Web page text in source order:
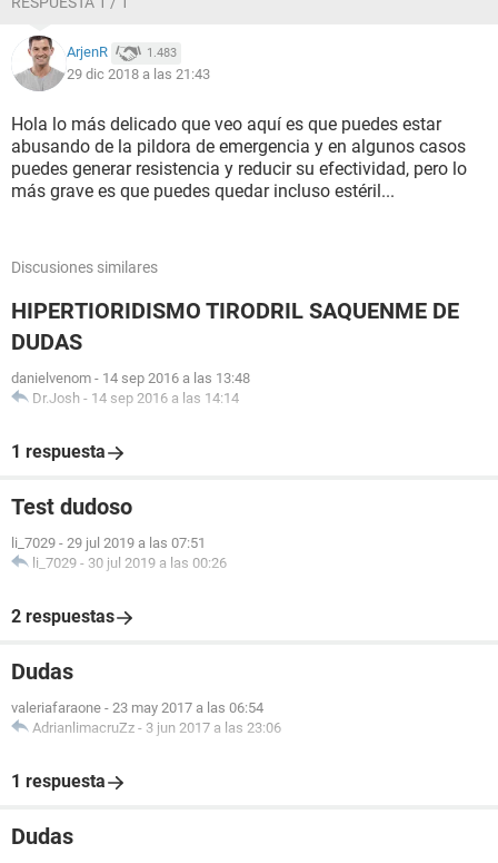
ArjenR 1.483
29 dic 2018 a las 21:43
Hola lo más delicado que veo aquí es que puedes estar
abusando de la pildora de emergencia y en algunos casos
puedes generar resistencia y reducir su efectividad, pero lo
más grave es que puedes quedar incluso estéril...
Discusiones similares
HIPERTIORIDISMO TIRODRIL SAQUENME DE
DUDAS
danielvenom - 14 sep 2016 a las 13:48
Dr.Josh - 14 sep 2016 a las 14:14
1 respuesta
Test dudoso
li_7029 - 29 jul 2019 a las 07:51
li_7029 - 30 jul 2019 a las 00:26
2 respuestas
Dudas
valeriafaraone - 23 may 2017 a las 06:54
AdrianlimacruZz - 3 jun 2017 a las 23:06
1 respuesta
Dudas